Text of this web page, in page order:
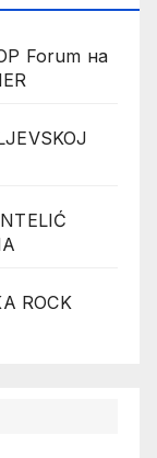
Forum на
ROCK